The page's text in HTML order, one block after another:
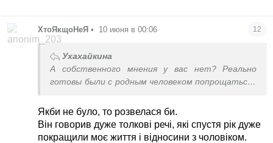
ХтоЯкщоНеЯ • 10 июня в 00:06 12
Ухахайкина
А собственного мнения у вас нет? Реально
готовы были с родным человеком попрощаться?
Якби не було, то розвелася би.
Він говорив дуже толкові речі, які спустя рік дуже
покращили моє життя і відносини з чоловіком.